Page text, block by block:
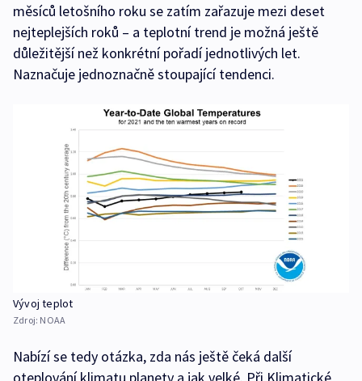
měsíců letošního roku se zatím zařazuje mezi deset
nejteplejších roků – a teplotní trend je možná ještě
důležitější než konkrétní pořadí jednotlivých let.
Naznačuje jednoznačně stoupající tendenci.
Vývoj teplot
Zdroj: NOAA
Nabízí se tedy otázka, zda nás ještě čeká další